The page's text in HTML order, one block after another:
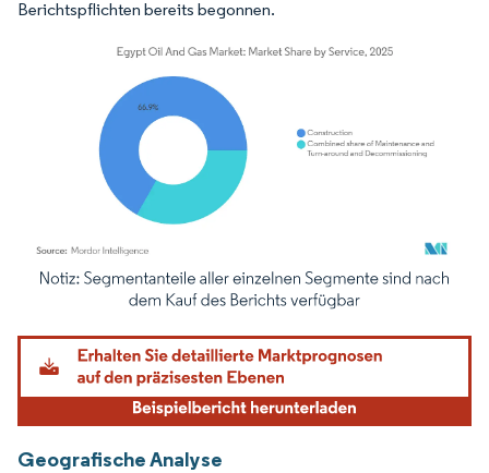
Berichtspflichten bereits begonnen.
Bild © Mordor Intelligence. Wiederverwendung erfordert Namensnennung
Geografische Analyse